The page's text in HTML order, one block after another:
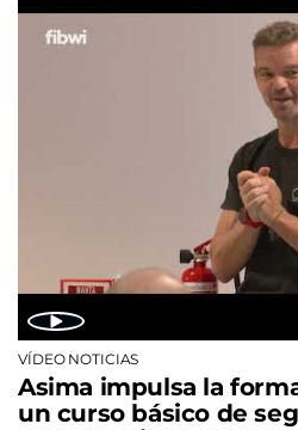
VÍDEO NOTICIAS
Asima impulsa la
un curso básico de